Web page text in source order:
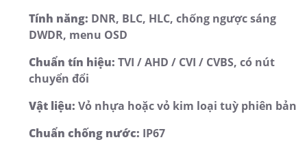
Tính năng: DNR, BLC, HLC, chống ngược sáng
DWDR, menu OSD
Chuẩn tín hiệu: TVI / AHD / CVI / CVBS, có nút
chuyển đổi
Vật liệu: Vỏ nhựa hoặc vỏ kim loại tuỳ phiên bản
Chuẩn chống nước: IP67